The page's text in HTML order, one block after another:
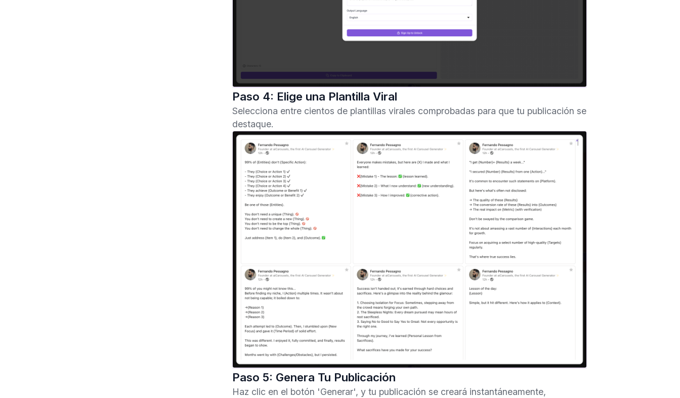
Paso 4: Elige una Plantilla Viral
Selecciona entre cientos de plantillas virales comprobadas para que tu publicación se
destaque.
Paso 5: Genera Tu Publicación
Haz clic en el botón 'Generar', y tu publicación se creará instantáneamente,